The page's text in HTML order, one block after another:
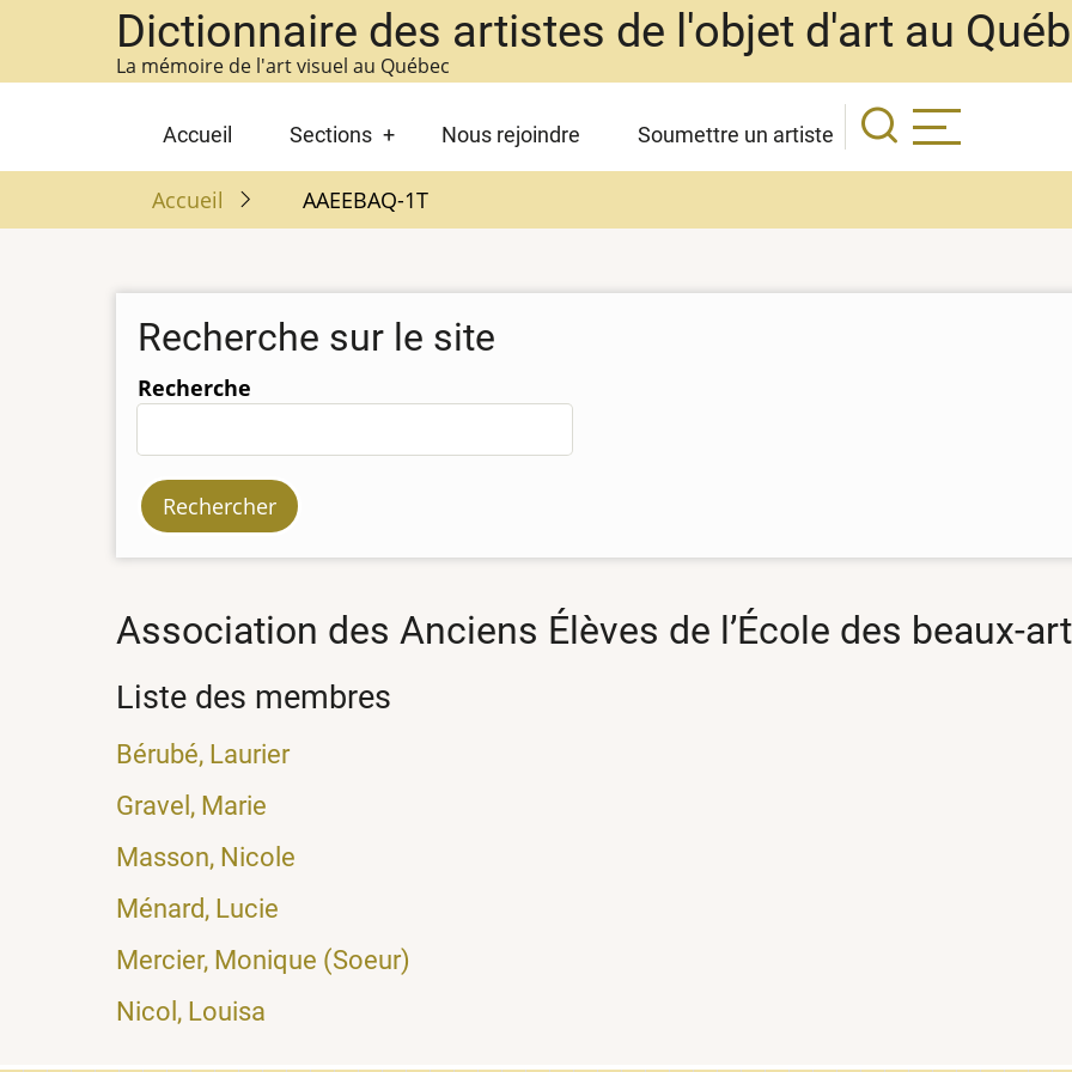
contenu
Dictionnaire des artistes de l'objet d'art au
La mémoire de l'art visuel au Québec
Main
navigation
Accueil Sections Nous rejoindre Soumettre un artiste
Accueil AAEEBAQ-1T
Recherche sur le site
Recherche
Association des Anciens Élèves de l’École des beaux-
Liste des membres
Bérubé, Laurier
Gravel, Marie
Masson, Nicole
Ménard, Lucie
Mercier, Monique (Soeur)
Nicol, Louisa